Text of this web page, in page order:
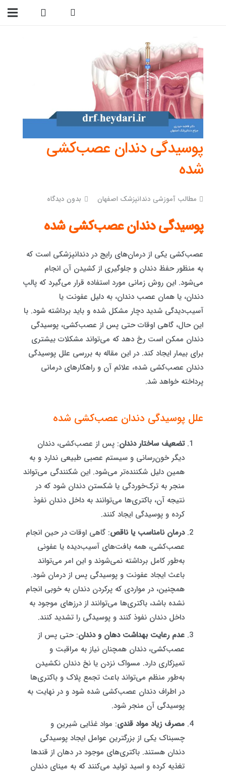
پوسیدگی دندان عصب‌کشی
شده
مطالب آموزشی دندانپزشک اصفهان بدون دیدگاه
پوسیدگی دندان عصب‌کشی شده
عصب‌کشی یکی از درمان‌های رایج در دندانپزشکی است که
به منظور حفظ دندان و جلوگیری از کشیدن آن انجام
می‌شود. این روش زمانی مورد استفاده قرار می‌گیرد که پالپ
دندان، یا همان عصب دندان، به دلیل عفونت یا
آسیب‌دیدگی شدید دچار مشکل شده و باید برداشته شود. با
این حال، گاهی اوقات حتی پس از عصب‌کشی، پوسیدگی
دندان ممکن است رخ دهد که می‌تواند مشکلات بیشتری
برای بیمار ایجاد کند. در این مقاله به بررسی علل پوسیدگی
دندان عصب‌کشی شده، علائم آن و راهکارهای درمانی
پرداخته خواهد شد.
علل پوسیدگی دندان عصب‌کشی شده
تضعیف ساختار دندان: پس از عصب‌کشی، دندان
دیگر خون‌رسانی و سیستم عصبی طبیعی ندارد و به
همین دلیل شکننده‌تر می‌شود. این شکنندگی می‌تواند
منجر به ترک‌خوردگی یا شکستن دندان شود که در
نتیجه آن، باکتری‌ها می‌توانند به داخل دندان نفوذ
کرده و پوسیدگی ایجاد کنند.
درمان نامناسب یا ناقص: گاهی اوقات در حین انجام
عصب‌کشی، همه بافت‌های آسیب‌دیده یا عفونی
به‌طور کامل برداشته نمی‌شوند و این امر می‌تواند
باعث ایجاد عفونت و پوسیدگی پس از درمان شود.
همچنین، در مواردی که پرکردن دندان به خوبی انجام
نشده باشد، باکتری‌ها می‌توانند از درزهای موجود به
داخل دندان نفوذ کنند و پوسیدگی را تشدید کنند.
عدم رعایت بهداشت دهان و دندان: حتی پس از
عصب‌کشی، دندان همچنان نیاز به مراقبت و
تمیزکاری دارد. مسواک نزدن یا نخ دندان نکشیدن
به‌طور منظم می‌تواند باعث تجمع پلاک و باکتری‌ها
در اطراف دندان عصب‌کشی شده شود و در نهایت به
پوسیدگی آن منجر شود.
مصرف زیاد مواد قندی: مواد غذایی شیرین و
چسبناک یکی از بزرگترین عوامل ایجاد پوسیدگی
دندان هستند. باکتری‌های موجود در دهان از قندها
تغذیه کرده و اسید تولید می‌کنند که به مینای دندان